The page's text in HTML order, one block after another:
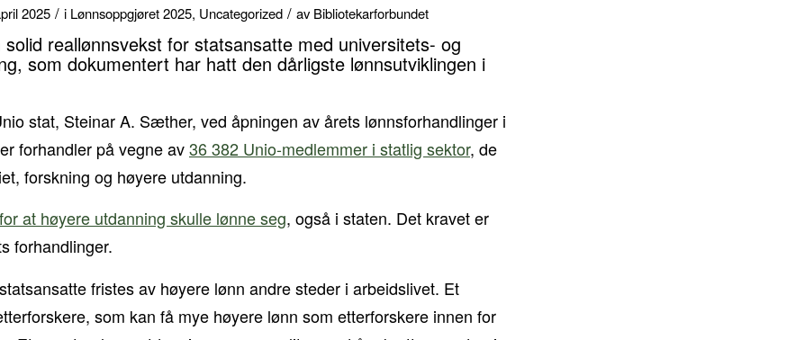
2025 / i Lønnsoppgjøret 2025, Uncategorized / av Bibliotekarforbundet
reallønnsvekst for statsansatte med universitets- og
som dokumentert har hatt den dårligste lønnsutviklingen i
stat, Steinar A. Sæther, ved åpningen av årets lønnsforhandlinger i
forhandler på vegne av36 382 Unio-medlemmer i statlig sektor, de
forskning og høyere utdanning.
at høyere utdanning skulle lønne seg, også i staten. Det kravet er
forhandlinger.
fristes av høyere lønn andre steder i arbeidslivet. Et
som kan få mye høyere lønn som etterforskere innen for